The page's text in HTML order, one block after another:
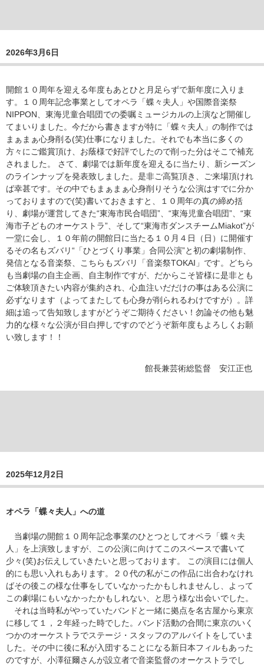
2026年3月6日
開館１０周年を迎える年度もあとひと月足らずで新年度に入りま
す。１０周年記念事業としてオペラ「蝶々夫人」や国際音楽祭
NIPPON、東海児童合唱団での委嘱ミュージカルの上演など開催し
てまいりました。今だから書きますが特に「蝶々夫人」の制作では
まぁまぁ心身削る(笑)仕事になりました。それでも本当に多くの
方々にご鑑賞頂け、お蔭様で好評でしたので削った分はそこで補充
されました。 さて、劇場では新年度を迎えるに当たり、新シーズン
のラインナップを発表致しました。是非ご高覧頂き、ご来場頂けれ
ば幸甚です。その中でもまぁまぁ心身削りそうな公演はすでに分か
っておりますので(笑)書いておきますと、１０周年の真の締め括
り、劇場が運営してきた“東海市民合唱団”、“東海児童合唱団”、“東
海市子どものオーケストラ”、そして“東海市ダンスチームMiakot”が
一堂に会し、１０年前の開館日に当たる１０月４日（日）に開催す
るその名もズバリ“「ひとづくり事業」合同公演”と初の劇場制作、
発信となる音楽祭、こちらもズバリ「音楽祭TOKAI」です。どちら
も当劇場の自主企画、自主制作ですが、だからこそ皆様に是非とも
ご体験頂きたい内容が集約され、心血注いだだけの事はある公演に
必ずなります（よってまたしても心身が削られるわけですが）。詳
細は追って告知致しますがどうぞご期待ください！勿論その他も魅
力的な様々な公演が目白押しですのでどうぞ新年度もよろしくお願
い致します！！
館長兼芸術総監督 安江正也
2025年12月2日
オペラ「蝶々夫人」への道
当劇場の開館１０周年記念事業のひとつとしてオペラ「蝶々夫
人」を上演致しますが、この公演に向けてこのスペースで書いて
少々(笑)お伝えしていきたいと思っております。 この演目には個人
的にも思い入れもあります。２０代の私がこの作品に出合わなけれ
ばその後この様な仕事をしていなかったかもしれませんし、よって
この劇場にもいなかったかもしれない、と思う様な出会いでした。
それは当時私がやっていたバンドと一緒に拠点を名古屋から東京
に移して１，２年経った時でした。バンド活動の合間に東京のいく
つかのオーケストラでステージ・スタッフのアルバイトをしていま
した。その中に後に私が入団することになる新日本フィルもあった
のですが、小澤征爾さんが設立者で音楽監督のオーケストラでし